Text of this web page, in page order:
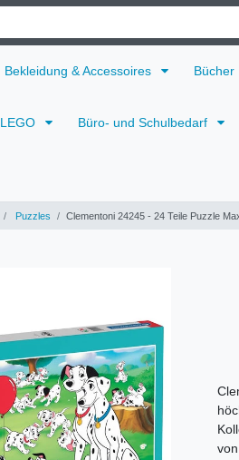
Bekleidung & Accessoires Bücher
LEGO Büro- und Schulbedarf
Puzzles Clementoni 24245 - 24 Teile Puzzle